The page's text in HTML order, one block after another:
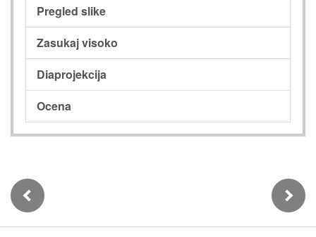
Pregled slike
Zasukaj visoko
Diaprojekcija
Ocena